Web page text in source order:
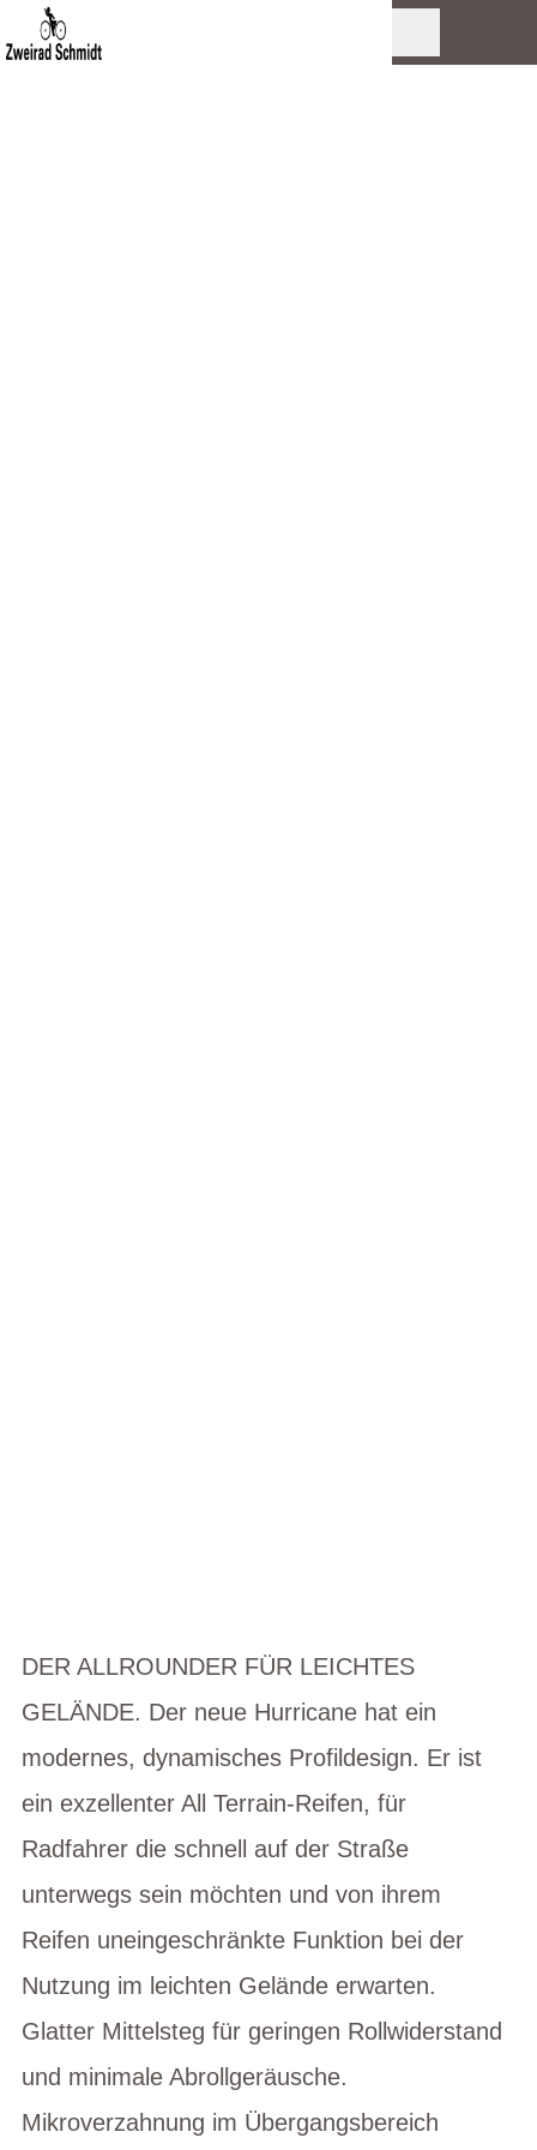
DER ALLROUNDER FÜR LEICHTES
GELÄNDE. Der neue Hurricane hat ein
modernes, dynamisches Profildesign. Er ist
ein exzellenter All Terrain-Reifen, für
Radfahrer die schnell auf der Straße
unterwegs sein möchten und von ihrem
Reifen uneingeschränkte Funktion bei der
Nutzung im leichten Gelände erwarten.
Glatter Mittelsteg für geringen Rollwiderstand
und minimale Abrollgeräusche.
Mikroverzahnung im Übergangsbereich